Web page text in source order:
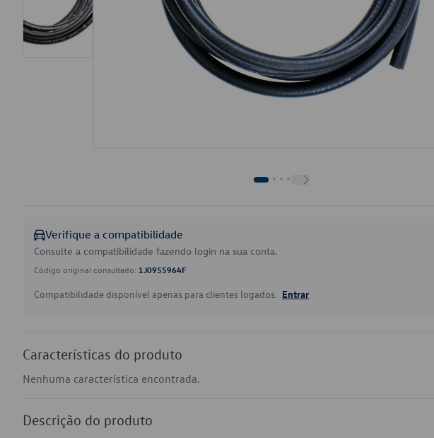
Verifique a compatibilidade
Consulte a compatibilidade fazendo login na sua conta.
Código original consultado: 1J0955964F
Compatibilidade disponível apenas para clientes logados. Entrar
Características do produto
Nenhuma característica encontrada.
Descrição do produto